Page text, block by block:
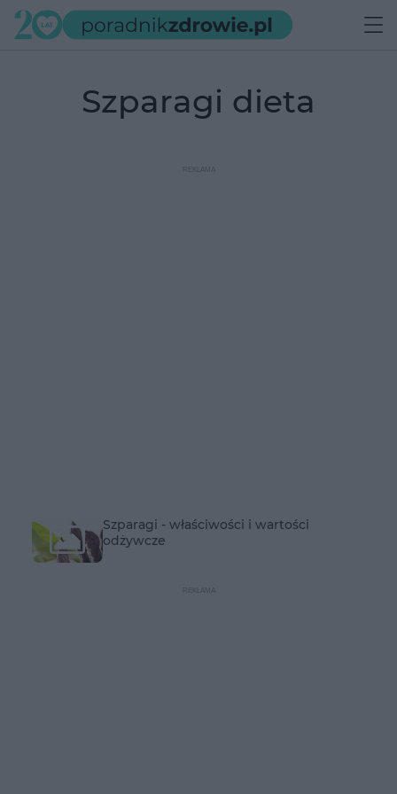
szparagi dieta
Szparagi - właściwości i wartości
odżywcze